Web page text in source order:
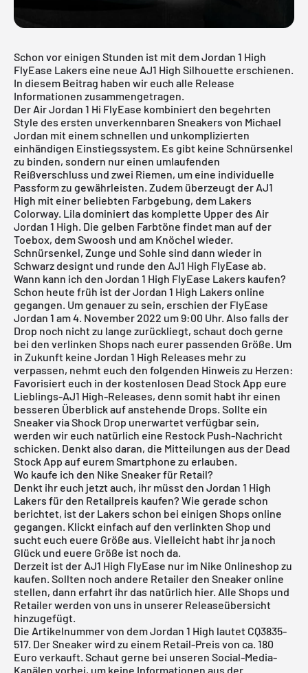
Schon vor einigen Stunden ist mit dem Jordan 1 High
FlyEase Lakers eine neue AJ1 High Silhouette erschienen.
In diesem Beitrag haben wir euch alle Release
Informationen zusammengetragen.
Der Air Jordan 1 Hi FlyEase kombiniert den begehrten
Style des ersten unverkennbaren Sneakers von Michael
Jordan mit einem schnellen und unkomplizierten
einhändigen Einstiegssystem. Es gibt keine Schnürsenkel
zu binden, sondern nur einen umlaufenden
Reißverschluss und zwei Riemen, um eine individuelle
Passform zu gewährleisten. Zudem überzeugt der AJ1
High mit einer beliebten Farbgebung, dem Lakers
Colorway. Lila dominiert das komplette Upper des Air
Jordan 1 High. Die gelben Farbtöne findet man auf der
Toebox, dem Swoosh und am Knöchel wieder.
Schnürsenkel, Zunge und Sohle sind dann wieder in
Schwarz designt und runde den AJ1 High FlyEase ab.
Wann kann ich den Jordan 1 High FlyEase Lakers kaufen?
Schon heute früh ist der Jordan 1 High Lakers online
gegangen. Um genauer zu sein, erschien der FlyEase
Jordan 1 am 4. November 2022 um 9:00 Uhr. Also falls der
Drop noch nicht zu lange zurückliegt, schaut doch gerne
bei den verlinken Shops nach eurer passenden Größe. Um
in Zukunft keine Jordan 1 High Releases mehr zu
verpassen, nehmt euch den folgenden Hinweis zu Herzen:
Favorisiert euch in der kostenlosen Dead Stock App eure
Lieblings-AJ1 High-Releases, denn somit habt ihr einen
besseren Überblick auf anstehende Drops. Sollte ein
Sneaker via Shock Drop unerwartet verfügbar sein,
werden wir euch natürlich eine Restock Push-Nachricht
schicken. Denkt also daran, die Mitteilungen aus der Dead
Stock App auf eurem Smartphone zu erlauben.
Wo kaufe ich den Nike Sneaker für Retail?
Denkt ihr euch jetzt auch, ihr müsst den Jordan 1 High
Lakers für den Retailpreis kaufen? Wie gerade schon
berichtet, ist der Lakers schon bei einigen Shops online
gegangen. Klickt einfach auf den verlinkten Shop und
sucht euch euere Größe aus. Vielleicht habt ihr ja noch
Glück und euere Größe ist noch da.
Derzeit ist der AJ1 High FlyEase nur im Nike Onlineshop zu
kaufen. Sollten noch andere Retailer den Sneaker online
stellen, dann erfahrt ihr das natürlich hier. Alle Shops und
Retailer werden von uns in unserer Releaseübersicht
hinzugefügt.
Die Artikelnummer von dem Jordan 1 High lautet CQ3835-
517. Der Sneaker wird zu einem Retail-Preis von ca. 180
Euro verkauft. Schaut gerne bei unseren Social-Media-
Kanälen vorbei, um keine Informationen aus der